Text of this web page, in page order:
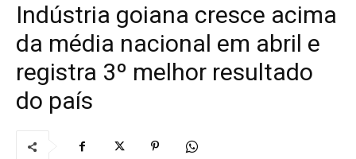
Indústria goiana cresce acima
da média nacional em abril e
registra 3º melhor resultado
do país